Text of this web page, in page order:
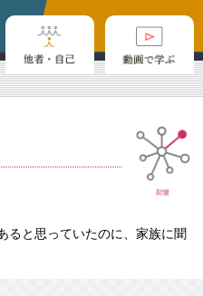
ると思っていたのに、家族に聞